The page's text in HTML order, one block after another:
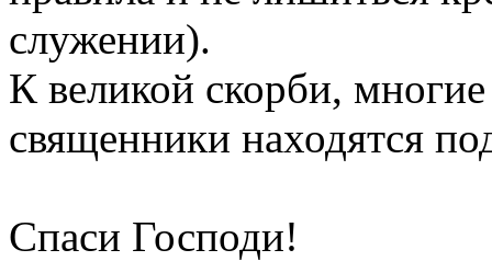
служении).
К великой скорби,
священники находятся
Спаси Господи!